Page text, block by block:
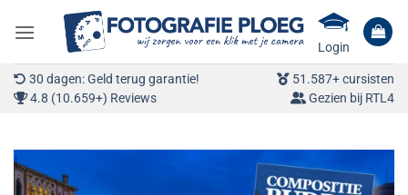
naar
Login
30 dagen: Geld terug garantie!
51.587+ cursisten
4.8 (10.659+) Reviews
Gezien bij RTL4